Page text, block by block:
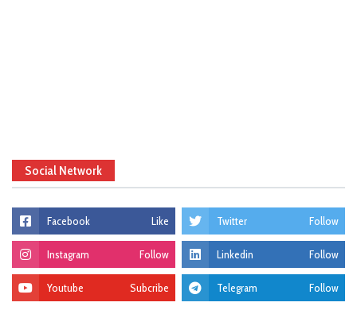
Social Network
Facebook Like Twitter Follow
Instagram Follow Linkedin Follow
Youtube Subcribe Telegram Follow